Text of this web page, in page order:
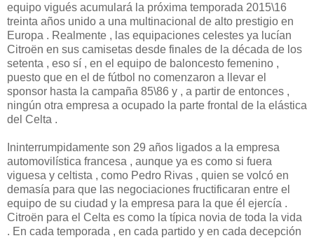
equipo vigués acumulará la próxima temporada 2015\16
treinta años unido a una multinacional de alto prestigio en
Europa . Realmente , las equipaciones celestes ya lucían
Citroën en sus camisetas desde finales de la década de los
setenta , eso sí , en el equipo de baloncesto femenino ,
puesto que en el de fútbol no comenzaron a llevar el
sponsor hasta la campaña 85\86 y , a partir de entonces ,
ningún otra empresa a ocupado la parte frontal de la elástica
del Celta .
Ininterrumpidamente son 29 años ligados a la empresa
automovilística francesa , aunque ya es como si fuera
viguesa y celtista , como Pedro Rivas , quien se volcó en
demasía para que las negociaciones fructificaran entre el
equipo de su ciudad y la empresa para la que él ejercía .
Citroën para el Celta es como la típica novia de toda la vida
. En cada temporada , en cada partido y en cada decepción